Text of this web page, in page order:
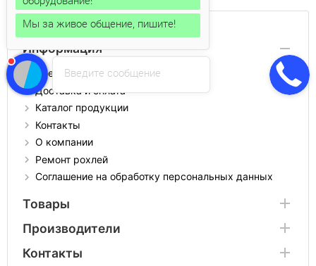
Информация
Аренда рохли
Доставка и оплата
Каталог продукции
Контакты
О компании
Ремонт рохлей
Соглашение на обработку персональных данных
Товары
Производители
Контакты
Введите сообщение
Мы за живое общение, пишите!